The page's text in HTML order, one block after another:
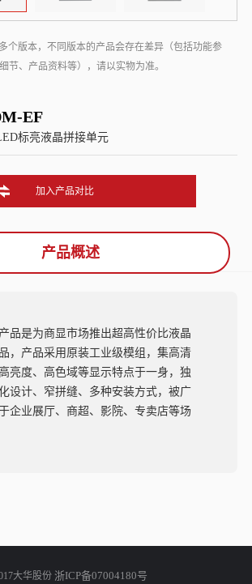
个版本，不同版本的产品会存在差异（包括功能参
节、产品资料等），请以实物为准。
EF
标亮液晶拼接单元
加入产品对比
产品概述
品是为商显市场推出超高性价比液晶
，产品采用原装工业级模组，集高清
亮度、高色域等显示特点于一身，独
设计、窄拼缝、多种安装方式，被广
企业展厅、商超、影院、专卖店等场
大华股份 浙ICP备07004180号